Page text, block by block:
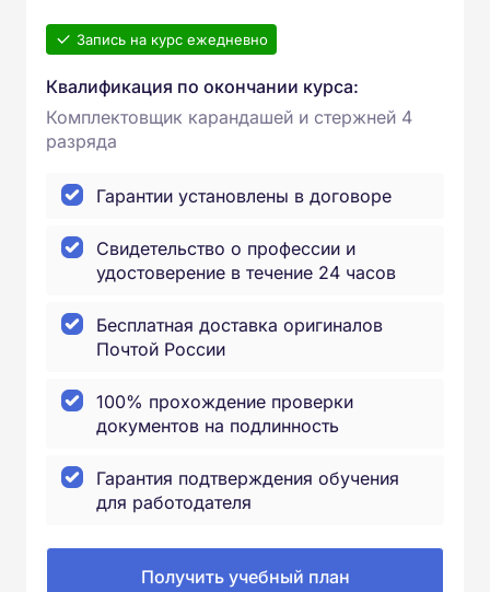
Запись на курс ежедневно
Квалификация по окончании курса:
Комплектовщик карандашей и стержней 4
разряда
Гарантии установлены в договоре
Свидетельство о профессии и
удостоверение в течение 24 часов
Бесплатная доставка оригиналов
Почтой России
100% прохождение проверки
документов на подлинность
Гарантия подтверждения обучения
для работодателя
Получить учебный план